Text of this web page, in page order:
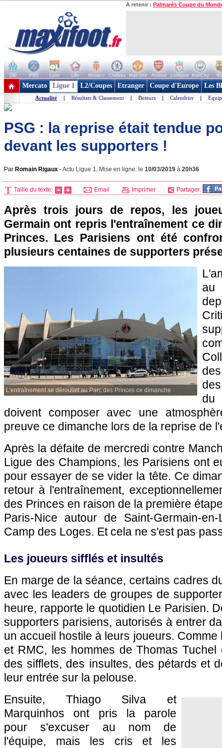
A retenir : Palmarès Coupe du
OM PSG Lyon Lille Monaco Chelsea Man Utd Arsenal Liverpool ManCity
+ de clubs
Mercato Ligue 1 L2/Coupes Etranger Coupe d'Europe Les
Actualité | Résultats & Classement | Buteurs | Calendrier |
PSG : la reprise était tendue
devant les supporters !
Par Romain Rigaux -Actu Ligue 1, Mise en ligne: le 10/03/2019 à 20h36
Taille du texte: Email Imprimer Partager:
Après trois jours de repos, les
Germain ont repris l'entraînement ce
Princes. Les Parisiens ont été
plusieurs centaines de supporters
L'entraînement se déroulait au Parc des Princes ce dimanche
au
du
doivent composer avec une
preuve ce dimanche lors de la reprise de
Après la défaite de mercredi contre
Ligue des Champions, les Parisiens ont
pour essayer de se vider la tête. Ce
retour à l'entraînement,
des Princes en raison de la première
Paris-Nice autour de Saint-Germain-
Camp des Loges. Et cela ne s'est pas
Les joueurs sifflés et insultés
En marge de la séance, certains cadres
avec les leaders de groupes de
heure, rapporte le quotidien Le Parisien.
supporters parisiens, autorisés à entrer
un accueil hostile à leurs joueurs.
et RMC, les hommes de Thomas
des sifflets, des insultes, des pétards et
leur entrée sur la pelouse.
Ensuite, Thiago Silva et
Marquinhos ont pris la parole
pour s'excuser au nom de
l'équipe, mais les cris et les